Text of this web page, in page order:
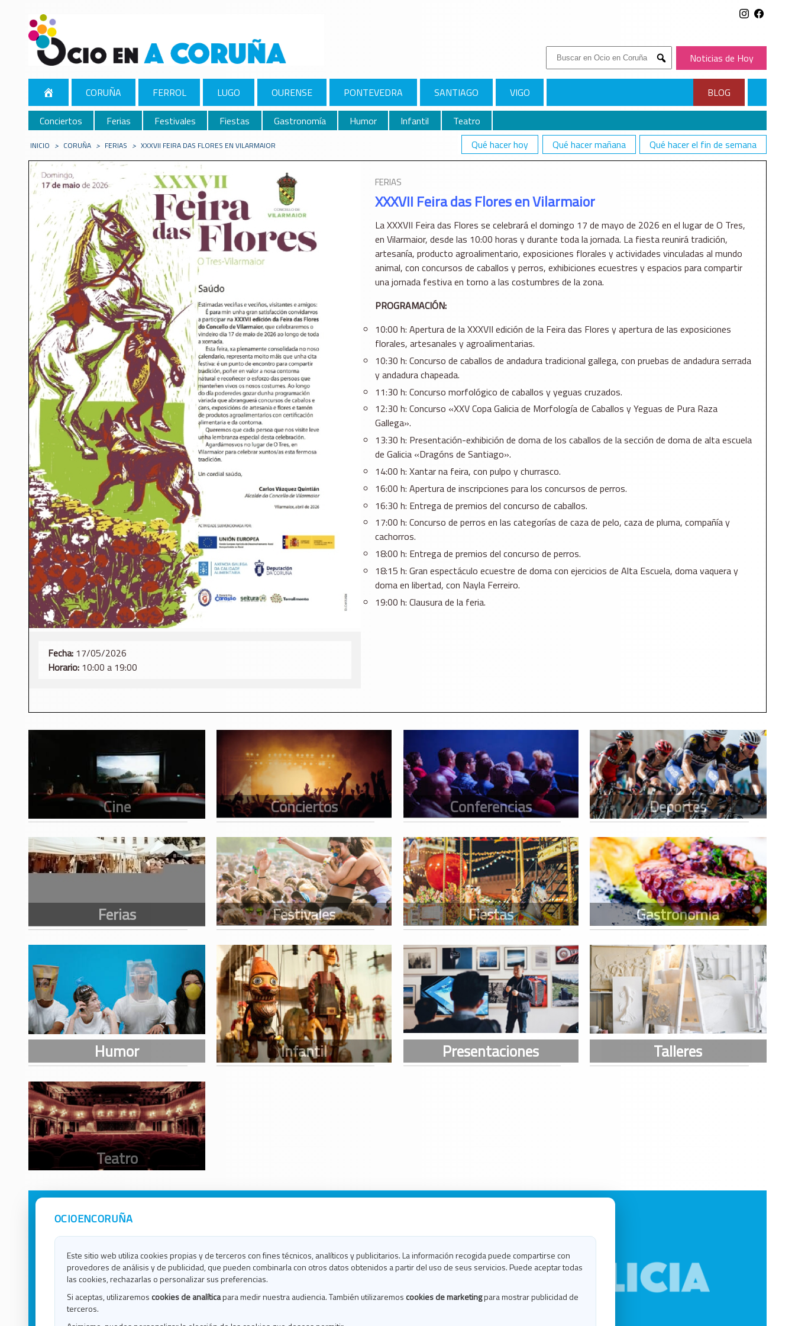
Buscar:
Submit
Noticias de Hoy
CORUÑA FERROL LUGO OURENSE PONTEVEDRA SANTIAGO VIGO
BLOG
Conciertos
Ferias Festivales Fiestas Gastronomía Humor Infantil
Teatro
Qué hacer hoy
Qué hacer mañana Qué hacer el fin de semana
INICIO > CORUÑA > FERIAS > XXXVII FEIRA DAS FLORES EN VILARMAIOR
Fecha: 17/05/2026
Horario: 10:00 a 19:00
FERIAS
XXXVII Feira das Flores en Vilarmaior
La XXXVII Feira das Flores se celebrará el domingo 17 de mayo de 2026 en el lugar de O Tres,
en Vilarmaior, desde las 10:00 horas y durante toda la jornada. La fiesta reunirá tradición,
artesanía, producto agroalimentario, exposiciones florales y actividades vinculadas al mundo
animal, con concursos de caballos y perros, exhibiciones ecuestres y espacios para compartir
una jornada festiva en torno a las costumbres de la zona.
PROGRAMACIÓN:
10:00 h: Apertura de la XXXVII edición de la Feira das Flores y apertura de las exposiciones
florales, artesanales y agroalimentarias.
10:30 h: Concurso de caballos de andadura tradicional gallega, con pruebas de andadura serrada
y andadura chapeada.
11:30 h: Concurso morfológico de caballos y yeguas cruzados.
12:30 h: Concurso «XXV Copa Galicia de Morfología de Caballos y Yeguas de Pura Raza
Gallega».
13:30 h: Presentación-exhibición de doma de los caballos de la sección de doma de alta escuela
de Galicia «Dragóns de Santiago».
14:00 h: Xantar na feira, con pulpo y churrasco.
16:00 h: Apertura de inscripciones para los concursos de perros.
16:30 h: Entrega de premios del concurso de caballos.
17:00 h: Concurso de perros en las categorías de caza de pelo, caza de pluma, compañía y
cachorros.
18:00 h: Entrega de premios del concurso de perros.
18:15 h: Gran espectáculo ecuestre de doma con ejercicios de Alta Escuela, doma vaquera y
doma en libertad, con Nayla Ferreiro.
19:00 h: Clausura de la feria.
OCIOENCORUÑA
Este sitio web utiliza cookies propias y de terceros con fines técnicos, analíticos y publicitarios. La información recogida puede compartirse con
provedores de análisis y de publicidad, que pueden combinarla con otros datos obtenidos a partir del uso de seus servicios. Puede aceptar todas
las cookies, rechazarlas o personalizar sus preferencias.
Si aceptas, utilizaremos cookies de analíticapara medir nuestra audiencia. También utilizaremos cookies de marketingpara mostrar publicidad de
terceros.
Avisos Legales
Política de Cookies
Ocio en Lugo
Ocio en Ourense
Ocio en Santiago